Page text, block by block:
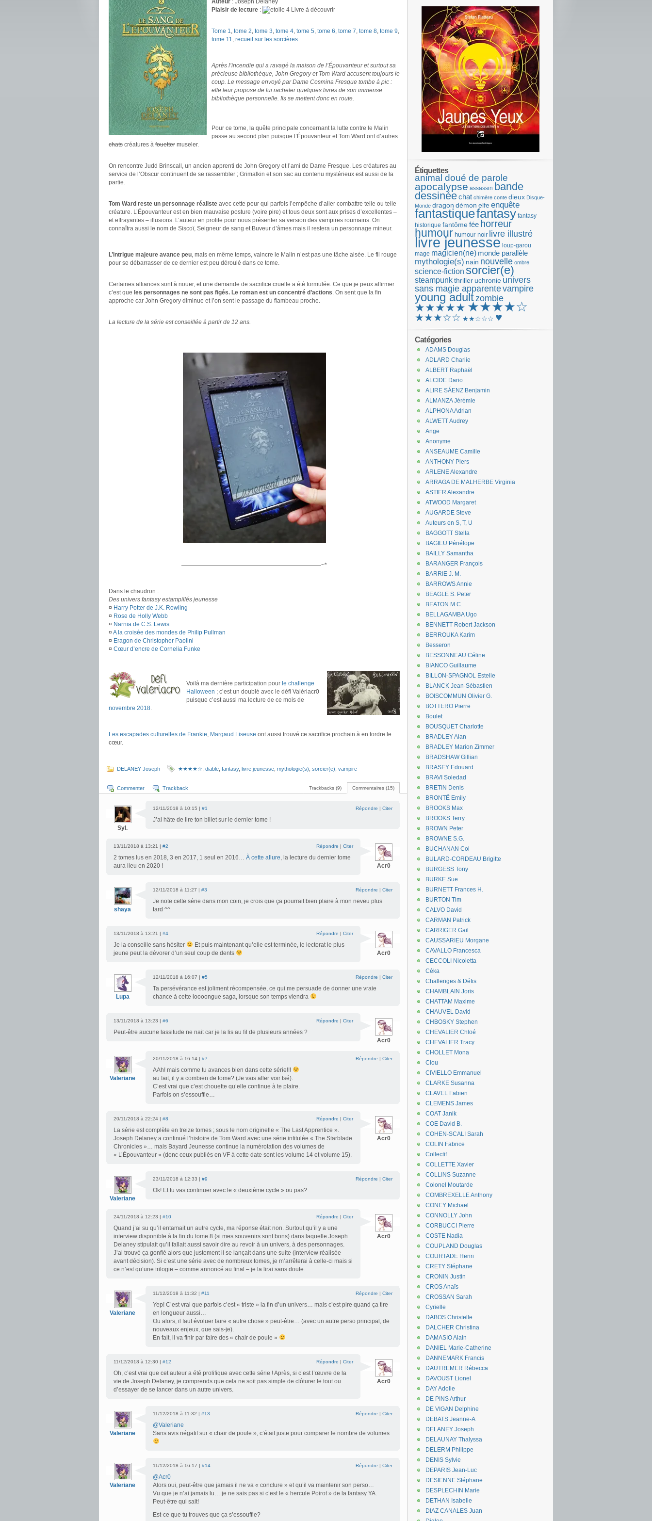
Auteur : Joseph Delaney
Plaisir de lecture :
Livre à découvrir
Tome 1, tome 2, tome 3, tome 4, tome 5, tome 6, tome 7, tome 8, tome 9,
tome 11, recueil sur les sorcières
Après l’incendie qui a ravagé la maison de l’Épouvanteur et surtout sa
précieuse bibliothèque, John Gregory et Tom Ward accusent toujours le
coup. Le message envoyé par Dame Cosmina Fresque tombe à pic :
elle leur propose de lui racheter quelques livres de son immense
bibliothèque personnelle. Ils se mettent donc en route.
Pour ce tome, la quête principale concernant la lutte contre le Malin
passe au second plan puisque l’Épouvanteur et Tom Ward ont d’autres
chats créatures à fouetter museler.
On rencontre Judd Brinscall, un ancien apprenti de John Gregory et l’ami de Dame Fresque. Les créatures au
service de l’Obscur continuent de se rassembler ; Grimalkin et son sac au contenu mystérieux est aussi de la
partie.
Tom Ward reste un personnage réaliste avec cette peur qui parfois l’empêche d’aller combattre telle ou telle
créature. L’Épouvanteur est en bien mauvaise posture (voire pire) et tous deux sont aux prises d’excellentes –
et effrayantes – illusions. L’auteur en profite pour nous présenter sa version des vampires roumains. On
connaîtra aussi le nom de Siscoï, Seigneur de sang et Buveur d’âmes mais il restera un personnage mineur.
L’intrigue majeure avance peu, mais en même temps, vaincre le Malin n’est pas une tâche aisée. Le fil rouge
pour se débarrasser de ce dernier est peu déroulé dans ce tome.
Certaines alliances sont à nouer, et une demande de sacrifice cruelle a été formulée. Ce que je peux affirmer
c’est que les personnages ne sont pas figés. Le roman est un concentré d’actions. On sent que la fin
approche car John Gregory diminue et l’on sent le passage du flambeau proche.
La lecture de la série est conseillée à partir de 12 ans.
————————————————————————~*
Dans le chaudron :
Des univers fantasy estampillés jeunesse
¤ Harry Potter de J.K. Rowling
¤ Rose de Holly Webb
¤ Narnia de C.S. Lewis
¤ A la croisée des mondes de Philip Pullman
¤ Eragon de Christopher Paolini
¤ Cœur d’encre de Cornelia Funke
Voilà ma dernière participation pour le challenge
Halloween ; c’est un doublé avec le défi Valériacr0
puisque c’est aussi ma lecture de ce mois de
novembre 2018.
Les escapades culturelles de Frankie, Margaud Liseuse ont aussi trouvé ce sacrifice prochain à en tordre le
cœur.
DELANEY Joseph ★★★★☆ diable fantasy, livre jeunesse mythologie(s) sorcier(e) vampire
Commentaires (15)
Trackbacks (9)
Commenter Trackback
Syl.
12/11/2018 à 10:15 | #1 Répondre | Citer
J’ai hâte de lire ton billet sur le dernier tome !
Acr0
13/11/2018 à 13:21 | #2 Répondre | Citer
2 tomes lus en 2018, 3 en 2017, 1 seul en 2016… À cette allure, la lecture du dernier tome
aura lieu en 2020 !
shaya
12/11/2018 à 11:27 | #3 Répondre | Citer
Je note cette série dans mon coin, je crois que ça pourrait bien plaire à mon neveu plus
tard ^^
Acr0
13/11/2018 à 13:21 | #4 Répondre | Citer
Je la conseille sans hésiter
Et puis maintenant qu’elle est terminée, le lectorat le plus
jeune peut la dévorer d’un seul coup de dents
Lupa
12/11/2018 à 16:07 | #5 Répondre | Citer
Ta persévérance est joliment récompensée, ce qui me persuade de donner une vraie
chance à cette loooongue saga, lorsque son temps viendra
Acr0
13/11/2018 à 13:23 | #6 Répondre | Citer
Peut-être aucune lassitude ne nait car je la lis au fil de plusieurs années ?
Valeriane
20/11/2018 à 16:14 | #7 Répondre | Citer
AAh! mais comme tu avances bien dans cette série!!!
au fait, il y a combien de tome? (Je vais aller voir tsé).
C’est vrai que c’est chouette qu’elle continue à te plaire.
Parfois on s’essouffle…
Acr0
20/11/2018 à 22:24 | #8 Répondre | Citer
La série est complète en treize tomes ; sous le nom originelle « The Last Apprentice ».
Joseph Delaney a continué l’histoire de Tom Ward avec une série intitulée « The Starblade
Chronicles »… mais Bayard Jeunesse continue la numérotation des volumes de
« L’Épouvanteur » (donc ceux publiés en VF à cette date sont les volume 14 et volume 15).
Valeriane
23/11/2018 à 12:33 | #9 Répondre | Citer
Ok! Et tu vas continuer avec le « deuxième cycle » ou pas?
Acr0
24/11/2018 à 12:23 | #10 Répondre | Citer
Quand j’ai su qu’il entamait un autre cycle, ma réponse était non. Surtout qu’il y a une
interview disponible à la fin du tome 8 (si mes souvenirs sont bons) dans laquelle Joseph
Delaney stipulait qu’il fallait aussi savoir dire au revoir à un univers, à des personnages.
J’ai trouvé ça gonflé alors que justement il se lançait dans une suite (interview réalisée
avant décision). Si c’est une série avec de nombreux tomes, je m’arrêterai à celle-ci mais si
ce n’est qu’une trilogie – comme annoncé au final – je la lirai sans doute.
Valeriane
11/12/2018 à 11:32 | #11 Répondre | Citer
Yep! C’est vrai que parfois c’est « triste » la fin d’un univers… mais c’est pire quand ça tire
en longueur aussi…
Ou alors, il faut évoluer faire « autre chose » peut-être… (avec un autre perso principal, de
nouveaux enjeux, que sais-je).
En fait, il va finir par faire des « chair de poule »
Acr0
11/12/2018 à 12:30 | #12 Répondre | Citer
Oh, c’est vrai que cet auteur a été prolifique avec cette série ! Après, si c’est l’œuvre de la
vie de Joseph Delaney, je comprends que cela ne soit pas simple de clôturer le tout ou
d’essayer de se lancer dans un autre univers.
Valeriane
11/12/2018 à 11:32 | #13 Répondre | Citer
@Valeriane
Sans avis négatif sur « chair de poule », c’était juste pour comparer le nombre de volumes
Valeriane
11/12/2018 à 16:17 | #14 Répondre | Citer
@Acr0
Alors oui, peut-être que jamais il ne va « conclure » et qu’il va maintenir son perso…
Vu que je n’ai jamais lu… je ne sais pas si c’est le « hercule Poirot » de la fantasy YA.
Peut-être qui sait!
Est-ce que tu trouves que ça s’essouffle?
Étiquettes
animal doué de parole
apocalypse assassin bande
dessinéechat chimère conte dieux Disque-
Monde dragon démon elfeenquête
fantastiquefantasy fantasy
historique fantômefée horreur
humour humour noir livre illustré
livre jeunesse loup-garou
mage magicien(ne) monde parallèle
mythologie(s) nain nouvelle ombre
science-fiction sorcier(e)
steampunkthriller uchronie univers
sans magie apparentevampire
young adultzombie
★★★★★ ★★★★☆
★★★☆☆ ★★☆☆☆ ♥
Catégories
ADAMS Douglas
ADLARD Charlie
ALBERT Raphaël
ALCIDE Dario
ALIRE SÁENZ Benjamin
ALMANZA Jérémie
ALPHONA Adrian
ALWETT Audrey
Ange
Anonyme
ANSEAUME Camille
ANTHONY Piers
ARLENE Alexandre
ARRAGA DE MALHERBE Virginia
ASTIER Alexandre
ATWOOD Margaret
AUGARDE Steve
Auteurs en S, T, U
BAGGOTT Stella
BAGIEU Pénélope
BAILLY Samantha
BARANGER François
BARRIE J. M.
BARROWS Annie
BEAGLE S. Peter
BEATON M.C.
BELLAGAMBA Ugo
BENNETT Robert Jackson
BERROUKA Karim
Besseron
BESSONNEAU Céline
BIANCO Guillaume
BILLON-SPAGNOL Estelle
BLANCK Jean-Sébastien
BOISCOMMUN Olivier G.
BOTTERO Pierre
Boulet
BOUSQUET Charlotte
BRADLEY Alan
BRADLEY Marion Zimmer
BRADSHAW Gillian
BRASEY Edouard
BRAVI Soledad
BRETIN Denis
BRONTË Emily
BROOKS Max
BROOKS Terry
BROWN Peter
BROWNE S.G.
BUCHANAN Col
BULARD-CORDEAU Brigitte
BURGESS Tony
BURKE Sue
BURNETT Frances H.
BURTON Tim
CALVO David
CARMAN Patrick
CARRIGER Gail
CAUSSARIEU Morgane
CAVALLO Francesca
CECCOLI Nicoletta
Céka
Challenges & Défis
CHAMBLAIN Joris
CHATTAM Maxime
CHAUVEL David
CHBOSKY Stephen
CHEVALIER Chloé
CHEVALIER Tracy
CHOLLET Mona
Ciou
CIVIELLO Emmanuel
CLARKE Susanna
CLAVEL Fabien
CLEMENS James
COAT Janik
COE David B.
COHEN-SCALI Sarah
COLIN Fabrice
Collectif
COLLETTE Xavier
COLLINS Suzanne
Colonel Moutarde
COMBREXELLE Anthony
CONEY Michael
CONNOLLY John
CORBUCCI Pierre
COSTE Nadia
COUPLAND Douglas
COURTADE Henri
CRETY Stéphane
CRONIN Justin
CROS Anaïs
CROSSAN Sarah
Cyrielle
DABOS Christelle
DALCHER Christina
DAMASIO Alain
DANIEL Marie-Catherine
DANNEMARK Francis
DAUTREMER Rébecca
DAVOUST Lionel
DAY Adolie
DE PINS Arthur
DE VIGAN Delphine
DEBATS Jeanne-A
DELANEY Joseph
DELAUNAY Thalyssa
DELERM Philippe
DENIS Sylvie
DEPARIS Jean-Luc
DESIENNE Stéphane
DESPLECHIN Marie
DETHAN Isabelle
DIAZ CANALES Juan